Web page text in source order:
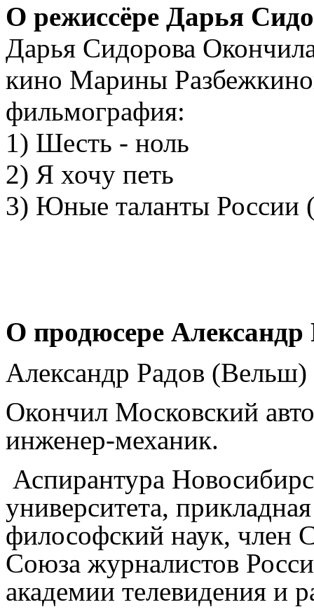
О режиссёре Дарья
Дарья Сидорова
кино Марины
фильмография:
1) Шесть - ноль
2) Я хочу петь
3) Юные таланты России
О продюсере Александр
Александр Радов (Вельш)
Окончил Московский
инженер-механик.
Аспирантура
университета,
философский наук, член
Союза журналистов
академии телевидения